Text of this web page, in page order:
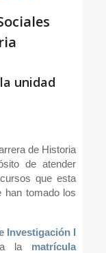
unidad
de Historia
de atender
que esta
han tomado los
Investigación I
la matrícula